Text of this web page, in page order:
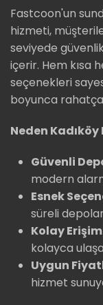
Fastcoon'un
hizmeti,
seviyede
içerir. Hem kısa
seçenekleri
boyunca
Neden
Güvenli
modern
Esnek
süreli
Kolay
kolayca
Uygun
hizmet